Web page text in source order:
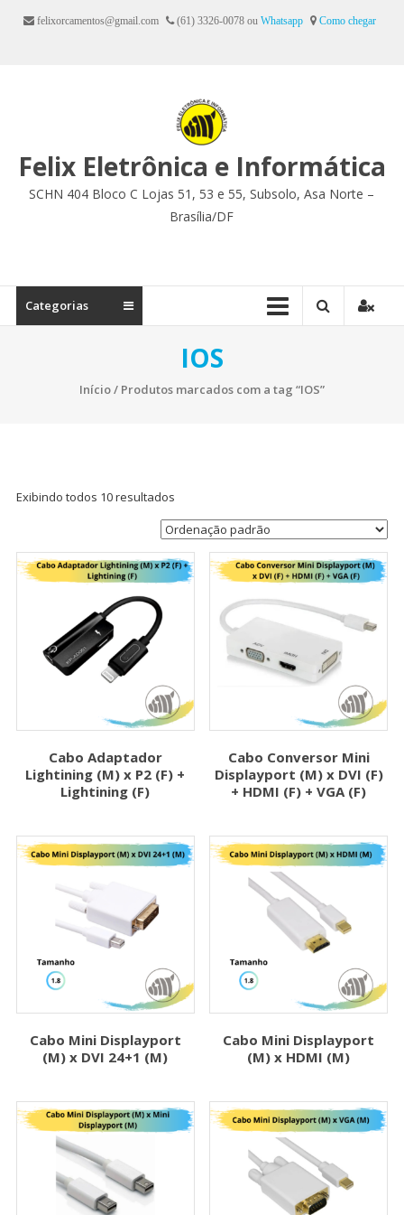
para
felixorcamentos@gmail.com (61) 3326-0078 ou Whatsapp Como chegar
Felix Eletrônica e Informática
SCHN 404 Bloco C Lojas 51, 53 e 55, Subsolo, Asa Norte –
Brasília/DF
Categorias
IOS
Início/ Produtos marcados com a tag “IOS”
Exibindo todos 10 resultados
Cabo Adaptador
Lightining (M) x P2 (F) +
Lightining (F)
Cabo Conversor Mini
Displayport (M) x DVI (F)
+ HDMI (F) + VGA (F)
Cabo Mini Displayport
(M) x DVI 24+1 (M)
Cabo Mini Displayport
(M) x HDMI (M)